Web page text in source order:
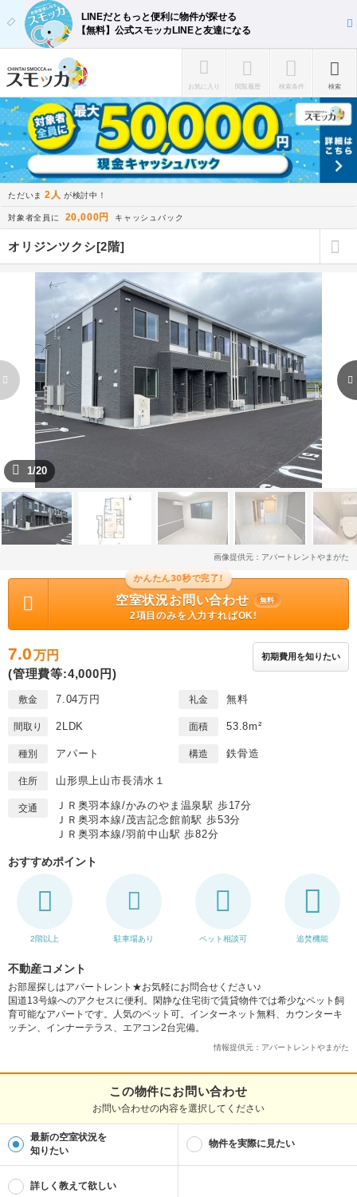
LINEだともっと便利に物件が探せる
【無料】公式スモッカLINEと友達になる
お気に入り 閲覧履歴 検索条件 検索
ただいま 2人 が検討中！
対象者全員に 20,000円 キャッシュバック
オリジンツクシ[2階]
1/20
画像提供元：アパートレントやまがた
かんたん30秒で完了!
空室状況お問い合わせ 無料
2項目のみを入力すればOK!
7.0万円
(管理費等:4,000円)
初期費用を知りたい
敷金 7.04万円 礼金 無料
間取り 2LDK 面積 53.8m²
種別 アパート 構造 鉄骨造
住所 山形県上山市長清水１
交通
ＪＲ奥羽本線/かみのやま温泉駅 歩17分
ＪＲ奥羽本線/茂吉記念館前駅 歩53分
ＪＲ奥羽本線/羽前中山駅 歩82分
おすすめポイント
2階以上 駐車場あり ペット相談可 追焚機能
不動産コメント
お部屋探しはアパートレント★お気軽にお問合せください♪
国道13号線へのアクセスに便利。閑静な住宅街で賃貸物件では希少なペット飼
育可能なアパートです。人気のペット可。インターネット無料、カウンターキ
ッチン、インナーテラス、エアコン2台完備。
情報提供元：アパートレントやまがた
この物件にお問い合わせ
お問い合わせの内容を選択してください
最新の空室状況を
知りたい
物件を実際に見たい
詳しく教えて欲しい